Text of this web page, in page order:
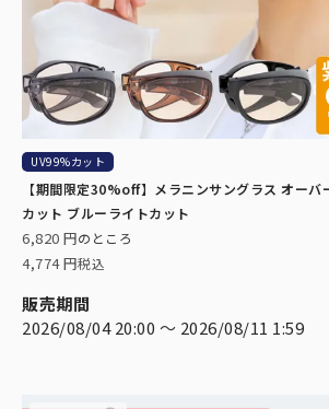
UV99%カット
【期間限定30%off】メラニンサングラス オー
カット ブルーライトカット
6,820 のところ
4,774 税込
販売期間
2026/08/04 20:00 〜 2026/08/11 1:59